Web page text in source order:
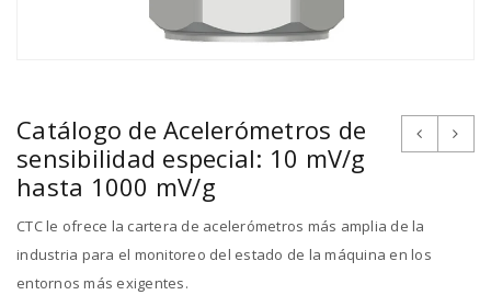
Catálogo de Acelerómetros de
sensibilidad especial: 10 mV/g
hasta 1000 mV/g
CTC le ofrece la cartera de acelerómetros más amplia de la
industria para el monitoreo del estado de la máquina en los
entornos más exigentes.